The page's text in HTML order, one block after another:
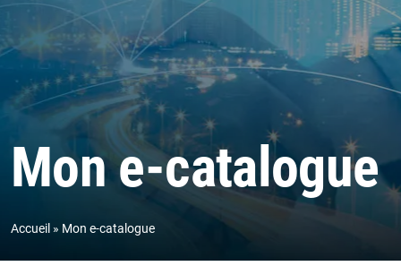
Mon e-catalogue
Accueil Mon e-catalogue